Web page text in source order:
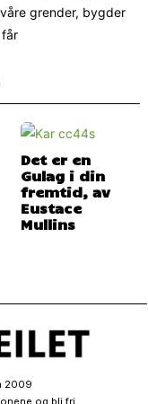
grender, bygder
Det er en
Gulag i din
fremtid, av
Eustace
Mullins
2009
og bli fri